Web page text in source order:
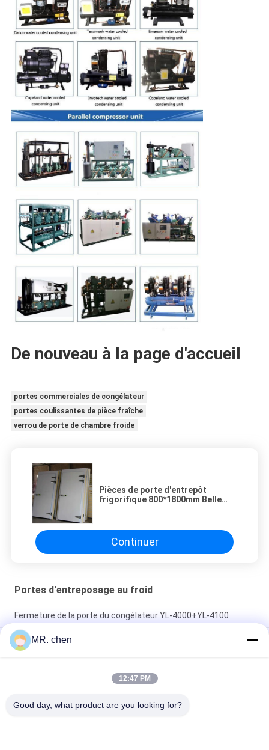
De nouveau à la page d'accueil
portes commerciales de congélateur
portes coulissantes de pièce fraîche
verrou de porte de chambre froide
Pièces de porte d'entrepôt
frigorifique 800*1800mm Belle
d'isolation ，technologie
d'entreposage frigorifique，
zones d'entreposage
frigorifique，service
entreposage en chambre froide
Continuer
Portes d'entreposage au froid
Fermeture de la porte du congélateur YL-4000+YL-4100
porte de chambre froide de stabilité de résistance chimique
de conception de Silding de portes d'entreposage au froid de
75mm 100mm 120mm 150mm 200mm
Entrepôt frigorifique R404A 81m³ Température 0 à 12°C pour
MR. chen
12:47 PM
Good day, what product are you looking for?